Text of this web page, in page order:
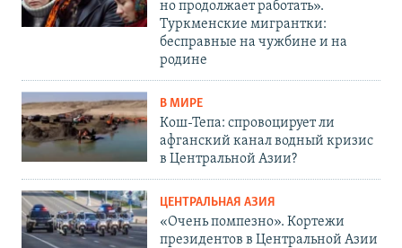
но продолжает работать».
Туркменские мигрантки:
бесправные на чужбине и на
родине
В МИРЕ
Кош-Тепа: спровоцирует ли
афганский канал водный кризис
в Центральной Азии?
ЦЕНТРАЛЬНАЯ АЗИЯ
«Очень помпезно». Кортежи
президентов в Центральной Азии